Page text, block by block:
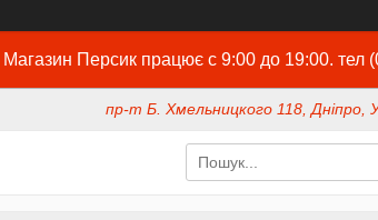
Магазин Персик працює с 9:00 до 19:00. тел
пр-т Б. Хмельницкого 118, Дніпро,